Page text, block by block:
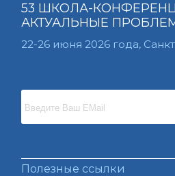
53 ШКОЛА-
АКТУАЛЬНЫЕ
22-26 июня 2026 года,
Полезные ссылки